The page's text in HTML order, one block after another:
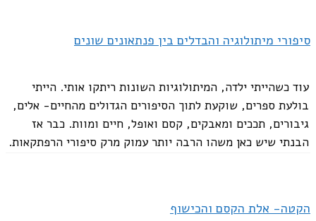
סיפורי מיתולוגיה והבדלים בין פנתאונים שונים
עוד כשהייתי ילדה, המיתולוגיות השונות ריתקו אותי. הייתי
בולעת ספרים, שוקעת לתוך הסיפורים הגדולים מהחיים- אלים,
גיבורים, תככים ומאבקים, קסם ואופל, חיים ומוות. כבר אז
הבנתי שיש כאן משהו הרבה יותר עמוק מרק סיפורי הרפתקאות.
הקטה- אלת הקסם והכישוף